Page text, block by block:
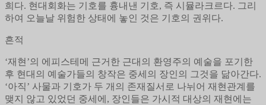
희다. 현대회화는 기호를 흉내낸 기호, 즉 시뮬라크르다. 그리
하여 오늘날 위험한 상태에 놓인 것은 기호의 권위다.
흔적
‘재현’의 에피스테메 근거한 근대의 환영주의 예술을 포기한
후 현대의 예술가들의 창작은 중세의 장인의 그것을 닮아간다.
‘아직’ 사물과 기호가 두 개의 존재질서로 나뉘어 재현관계를
맺지 않고 있었던 중세에, 장인들은 가시적 대상의 재현에는